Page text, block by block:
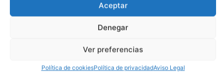
Aceptar
Denegar
Ver preferencias
Política de cookiesPolítica de privacidadAviso Legal
e
a